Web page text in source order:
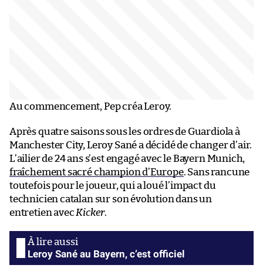
Au commencement, Pep créa Leroy.
Après quatre saisons sous les ordres de Guardiola à
Manchester City, Leroy Sané a décidé de changer d’air.
L’ailier de 24 ans s’est engagé avec le Bayern Munich,
fraîchement sacré champion d’Europe. Sans rancune
toutefois pour le joueur, qui a loué l’impact du
technicien catalan sur son évolution dans un
entretien avec Kicker.
Leroy Sané au Bayern, c’est officiel